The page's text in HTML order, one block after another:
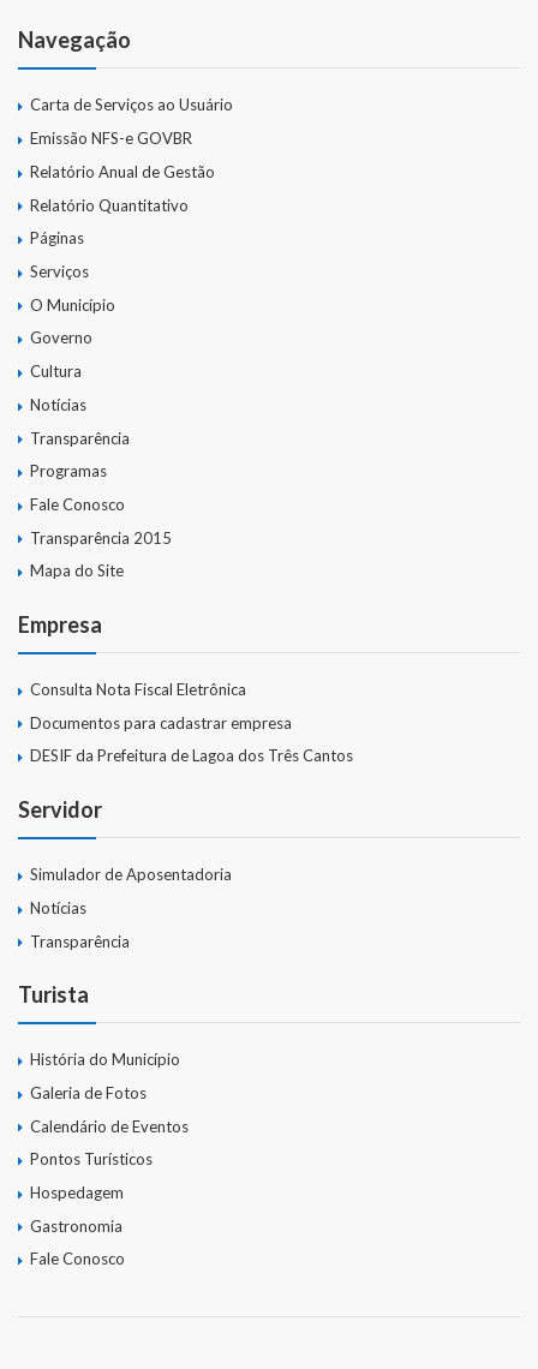
Navegação
Carta de Serviços ao Usuário
Emissão NFS-e GOVBR
Relatório Anual de Gestão
Relatório Quantitativo
Páginas
Serviços
O Município
Governo
Cultura
Notícias
Transparência
Programas
Fale Conosco
Transparência 2015
Mapa do Site
Empresa
Consulta Nota Fiscal Eletrônica
Documentos para cadastrar empresa
DESIF da Prefeitura de Lagoa dos Três Cantos
Servidor
Simulador de Aposentadoria
Notícias
Transparência
Turista
História do Município
Galeria de Fotos
Calendário de Eventos
Pontos Turísticos
Hospedagem
Gastronomia
Fale Conosco